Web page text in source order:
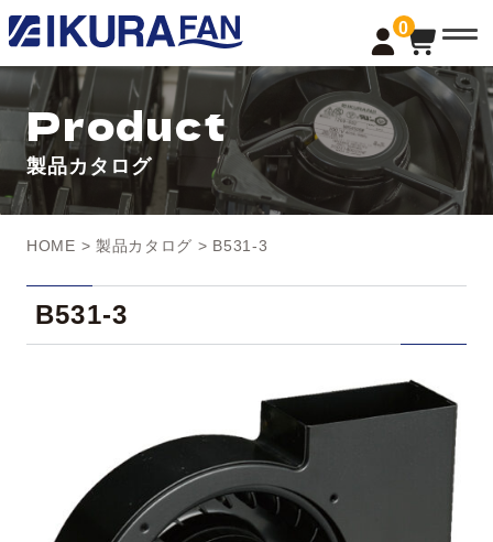
0
t
o
g
l
e
a
v
i
g
a
n
Product
製品カタログ
HOME > 製品カタログ > B531-3
B531-3